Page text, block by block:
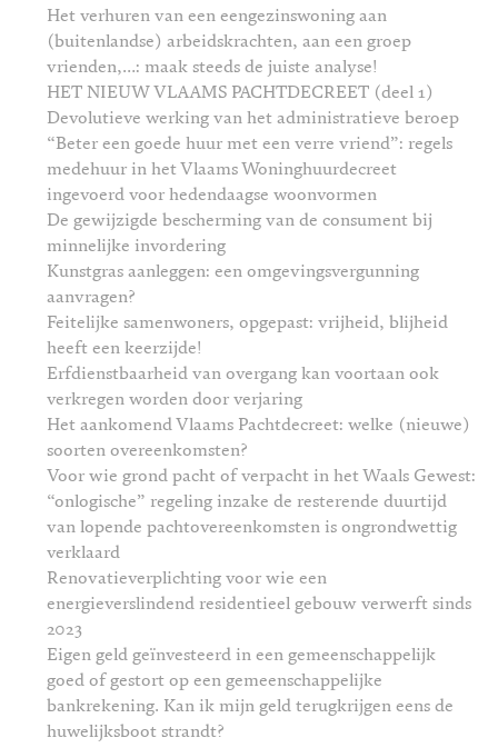
Het verhuren van een eengezinswoning aan
(buitenlandse) arbeidskrachten, aan een groep
vrienden,…: maak steeds de juiste analyse!
HET NIEUW VLAAMS PACHTDECREET (deel 1)
Devolutieve werking van het administratieve beroep
“Beter een goede huur met een verre vriend”: regels
medehuur in het Vlaams Woninghuurdecreet
ingevoerd voor hedendaagse woonvormen
De gewijzigde bescherming van de consument bij
minnelijke invordering
Kunstgras aanleggen: een omgevingsvergunning
aanvragen?
Feitelijke samenwoners, opgepast: vrijheid, blijheid
heeft een keerzijde!
Erfdienstbaarheid van overgang kan voortaan ook
verkregen worden door verjaring
Het aankomend Vlaams Pachtdecreet: welke (nieuwe)
soorten overeenkomsten?
Voor wie grond pacht of verpacht in het Waals Gewest:
“onlogische” regeling inzake de resterende duurtijd
van lopende pachtovereenkomsten is ongrondwettig
verklaard
Renovatieverplichting voor wie een
energieverslindend residentieel gebouw verwerft sinds
2023
Eigen geld geïnvesteerd in een gemeenschappelijk
goed of gestort op een gemeenschappelijke
bankrekening. Kan ik mijn geld terugkrijgen eens de
huwelijksboot strandt?